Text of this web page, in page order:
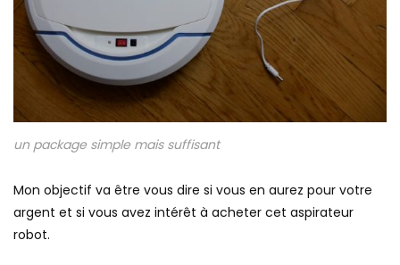
un package simple mais suffisant
Mon objectif va être vous dire si vous en aurez pour votre
argent et si vous avez intérêt à acheter cet aspirateur
robot.